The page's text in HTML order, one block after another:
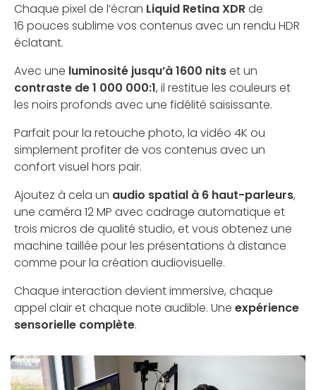
Chaque pixel de l’écran Liquid Retina XDRde
16 pouces sublime vos contenus avec un rendu HDR
éclatant.
Avec une luminosité jusqu’à 1600 nitset un
contraste de 1 000 000:1, il restitue les couleurs et
les noirs profonds avec une fidélité saisissante.
Parfait pour la retouche photo, la vidéo 4K ou
simplement profiter de vos contenus avec un
confort visuel hors pair.
Ajoutez à cela un audio spatial à 6 haut-parleurs,
une caméra 12 MP avec cadrage automatique et
trois micros de qualité studio, et vous obtenez une
machine taillée pour les présentations à distance
comme pour la création audiovisuelle.
Chaque interaction devient immersive, chaque
appel clair et chaque note audible. Une expérience
sensorielle complète.